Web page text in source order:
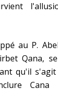
au P.
Qana,
qu'il
Cana